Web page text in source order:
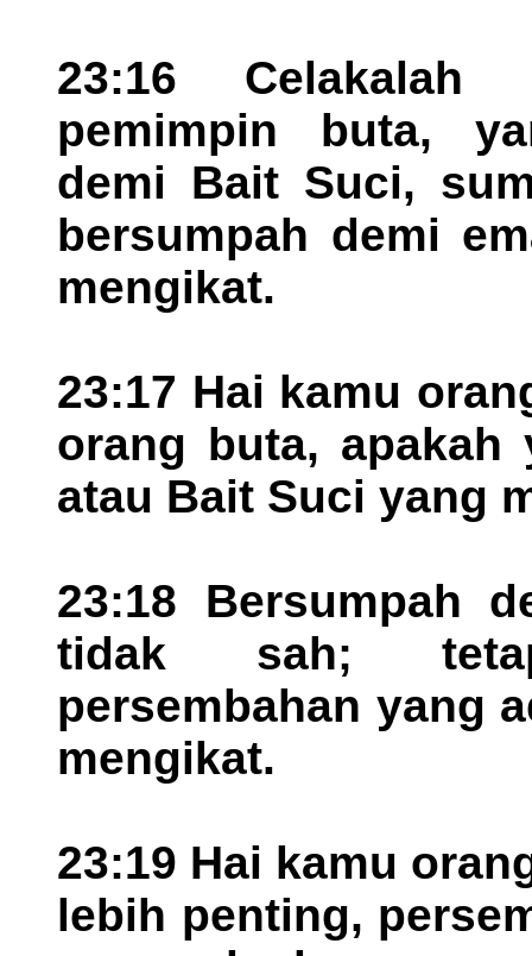
23:16 Celakalah
pemimpin buta,
demi Bait Suci,
bersumpah demi
mengikat.
23:17 Hai kamu
orang buta, apakah
atau Bait Suci yang
23:18 Bersumpah
tidak sah;
persembahan yang
mengikat.
23:19 Hai kamu
lebih penting,